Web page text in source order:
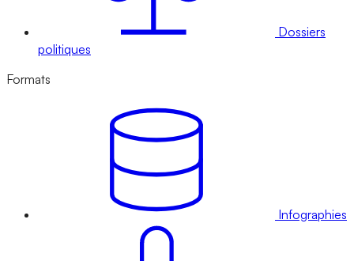
Dossiers
politiques
Formats
Infographies